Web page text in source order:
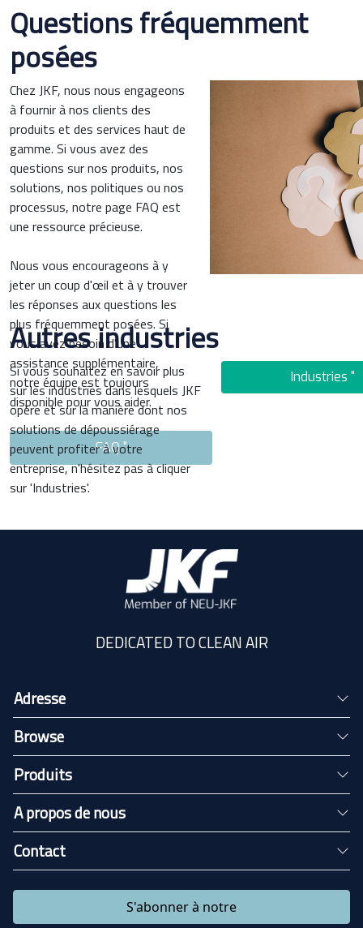
Questions fréquemment
posées
Chez JKF, nous nous engageons
à fournir à nos clients des
produits et des services haut de
gamme. Si vous avez des
questions sur nos produits, nos
solutions, nos politiques ou nos
processus, notre page FAQ est
une ressource précieuse.
Nous vous encourageons à y
jeter un coup d'œil et à y trouver
les réponses aux questions les
plus fréquemment posées. Si
vous avez besoin d'une
assistance supplémentaire,
notre équipe est toujours
disponible pour vous aider.
FAQ "
Autres industries
Si vous souhaitez en savoir plus
sur les industries dans lesquels JKF
opère et sur la manière dont nos
solutions de dépoussiérage
peuvent profiter à votre
entreprise, n'hésitez pas à cliquer
sur 'Industries'.
Industries "
DEDICATED TO CLEAN AIR
Adresse
Browse
Produits
A propos de nous
Contact
S'abonner à notre